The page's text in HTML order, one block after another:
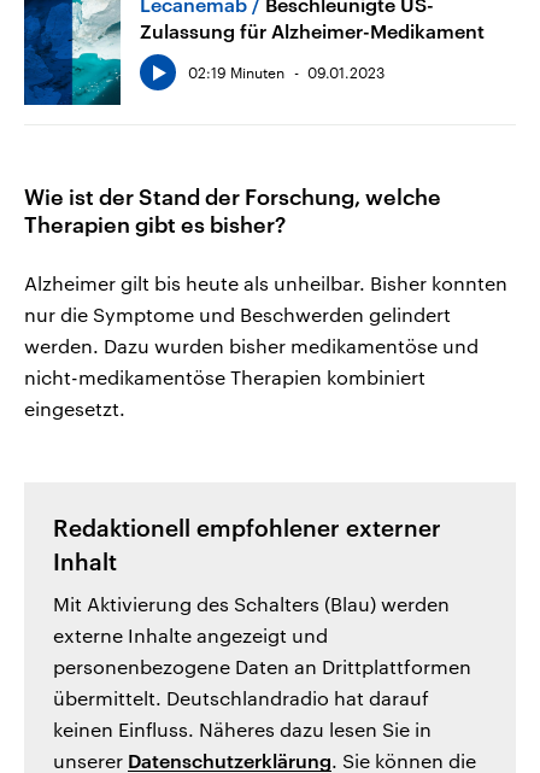
Zulassung für Alzheimer-Medikament
02:19 Minuten 09.01.2023
Wie ist der Stand der Forschung, welche
Therapien gibt es bisher?
Alzheimer gilt bis heute als unheilbar. Bisher konnten
nur die Symptome und Beschwerden gelindert
werden. Dazu wurden bisher medikamentöse und
nicht-medikamentöse Therapien kombiniert
eingesetzt.
Redaktionell empfohlener externer
Inhalt
Mit Aktivierung des Schalters (Blau) werden
externe Inhalte angezeigt und
personenbezogene Daten an Drittplattformen
übermittelt. Deutschlandradio hat darauf
keinen Einfluss. Näheres dazu lesen Sie in
unserer Datenschutzerklärung . Sie können die